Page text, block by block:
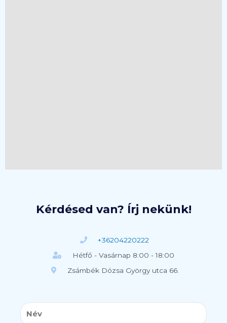
Kérdésed van? Írj nekünk!
+36204220222
Hétfő - Vasárnap 8:00 - 18:00
Zsámbék Dózsa György utca 66.
Név